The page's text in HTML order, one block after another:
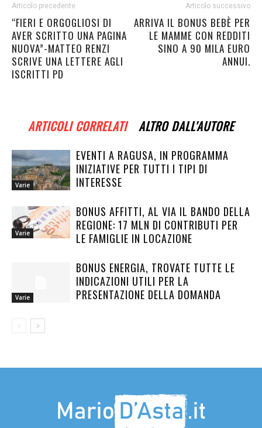
Articolo precedente
“FIERI E ORGOGLIOSI DI
AVER SCRITTO UNA PAGINA
NUOVA”-MATTEO RENZI
SCRIVE UNA LETTERE AGLI
ISCRITTI PD
Articolo successivo
ARRIVA IL BONUS BEBÈ PER
LE MAMME CON REDDITI
SINO A 90 MILA EURO
ANNUI.
ARTICOLI CORRELATI ALTRO DALL'AUTORE
Varie
EVENTI A RAGUSA, IN PROGRAMMA
INIZIATIVE PER TUTTI I TIPI DI
INTERESSE
Varie
BONUS AFFITTI, AL VIA IL BANDO DELLA
REGIONE: 17 MLN DI CONTRIBUTI PER
LE FAMIGLIE IN LOCAZIONE
Varie
BONUS ENERGIA, TROVATE TUTTE LE
INDICAZIONI UTILI PER LA
PRESENTAZIONE DELLA DOMANDA